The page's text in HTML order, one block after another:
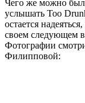
Чего же можно
услышать Too
остается
своем следующем
Фотографии
Филипповой: